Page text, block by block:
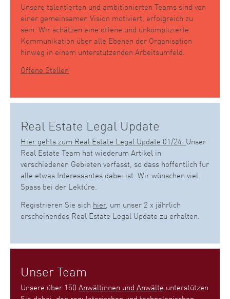
Unsere talentierten und ambitionierten Teams sind von
einer gemeinsamen Vision motiviert, erfolgreich zu
sein. Wir schätzen eine offene und unkomplizierte
Kommunikation über alle Ebenen der Organisation
hinweg in einem unterstützenden Arbeitsumfeld.
Offene Stellen
Real Estate Legal Update
Hier gehts zum Real Estate Legal Update 01/24. Unser
Real Estate Team hat wiederum Artikel in
verschiedenen Gebieten verfasst, so dass hoffentlich für
alle etwas Interessantes dabei ist. Wir wünschen viel
Spass bei der Lektüre.
Registrieren Sie sich hier, um unser 2 x jährlich
erscheinendes Real Estate Legal Update zu erhalten.
Unser Team
Unsere über 150 Anwältinnen und Anwälte unterstützen